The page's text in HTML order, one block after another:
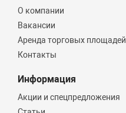
О компании
Вакансии
Аренда торговых площадей
Контакты
Информация
Акции и спецпредложения